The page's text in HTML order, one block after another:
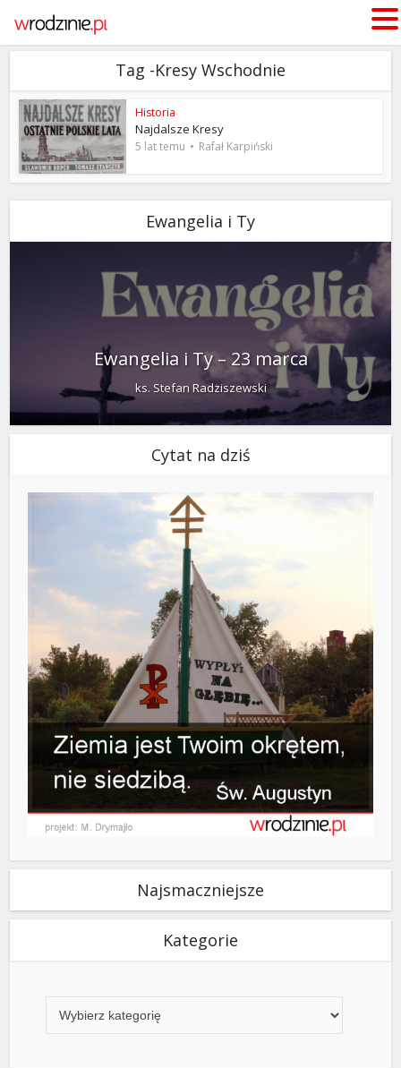
Tag -Kresy Wschodnie
Historia
Najdalsze Kresy
5 lat temu Rafał Karpiński
Ewangelia i Ty
Ewangelia i Ty – 23 marca
ks. Stefan Radziszewski
Cytat na dziś
Najsmaczniejsze
Kategorie